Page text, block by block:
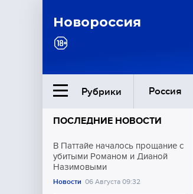
Новороссия
Рубрики Россия
Ближний Восток
Общество
ПОСЛЕДНИЕ НОВОСТИ
В Паттайе началось прощание с
убитыми Романом и Дианой
Назимовыми
Новости 06 Августа 09:32